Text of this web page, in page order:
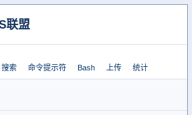
联盟
搜索 命令提示符 Bash 上传 统计